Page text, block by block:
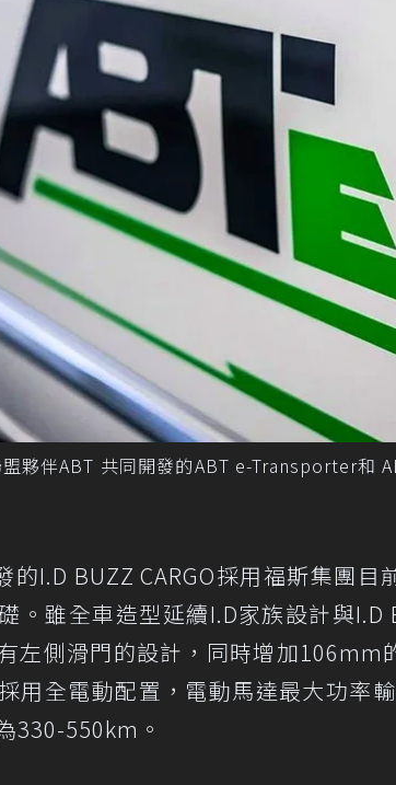
夥伴ABT 共同開發的ABT e-Transporter和
的I.D BUZZ CARGO採用福斯集團目
。雖全車造型延續I.D家族設計與
左側滑門的設計，同時增加106mm
用全電動配置，電動馬達最大功率
330-550km。